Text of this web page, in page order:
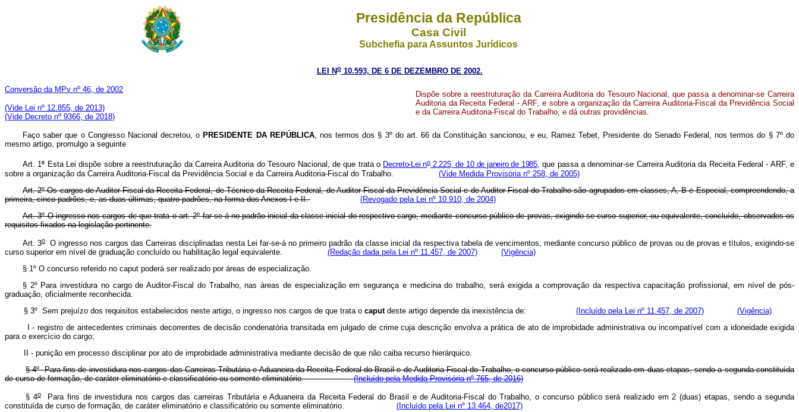
Presidência da República
Casa Civil
Subchefia para Assuntos Jurídicos
LEI No10.593, DE 6 DE DEZEMBRO DE 2002.
Conversão da MPv nº 46, de 2002
(Vide Lei nº 12.855, de 2013)
(Vide Decreto nº 9366, de 2018)
Dispõe sobre a reestruturação da Carreira Auditoria do Tesouro Nacional, que passa a denominar-se Carreira
Auditoria da Receita Federal - ARF, e sobre a organização da Carreira Auditoria-Fiscal da Previdência Social
e da Carreira Auditoria-Fiscal do Trabalho, e dá outras providências.
Faço saber que o Congresso Nacional decretou, o PRESIDENTE DA REPÚBLICA, nos termos dos § 3º do art. 66 da Constituição sancionou, e eu, Ramez Tebet, Presidente do Senado Federal, nos termos do § 7º do
mesmo artigo, promulgo a seguinte
Art. 1º Esta Lei dispõe sobre a reestruturação da Carreira Auditoria do Tesouro Nacional, de que trata o Decreto-Lei no2.225, de 10 de janeiro de 1985, que passa a denominar-se Carreira Auditoria da Receita Federal - ARF, e
sobre a organização da Carreira Auditoria-Fiscal da Previdência Social e da Carreira Auditoria-Fiscal do Trabalho. (Vide Medida Provisória nº 258, de 2005)
Art. 2º Os cargos de Auditor-Fiscal da Receita Federal, de Técnico da Receita Federal, de Auditor-Fiscal da Previdência Social e de Auditor-Fiscal do Trabalho são agrupados em classes, A, B e Especial, compreendendo, a
primeira, cinco padrões, e, as duas últimas, quatro padrões, na forma dos Anexos I e II.
(Revogado pela Lei nº 10.910, de 2004)
Art. 3º O ingresso nos cargos de que trata o art. 2º far-se-á no padrão inicial da classe inicial do respectivo cargo, mediante concurso público de provas, exigindo-se curso superior, ou equivalente, concluído, observados os
requisitos fixados na legislação pertinente.
Art. 3o O ingresso nos cargos das Carreiras disciplinadas nesta Lei far-se-á no primeiro padrão da classe inicial da respectiva tabela de vencimentos, mediante concurso público de provas ou de provas e títulos, exigindo-se
curso superior em nível de graduação concluído ou habilitação legal equivalente. (Redação dada pela Lei nº 11.457, de 2007)
(Vigência)
§ 1º O concurso referido no caput poderá ser realizado por áreas de especialização.
§ 2º Para investidura no cargo de Auditor-Fiscal do Trabalho, nas áreas de especialização em segurança e medicina do trabalho, será exigida a comprovação da respectiva capacitação profissional, em nível de pós-
graduação, oficialmente reconhecida.
§ 3º Sem prejuízo dos requisitos estabelecidos neste artigo, o ingresso nos cargos de que trata o caput deste artigo depende da inexistência de: (Incluído pela Lei nº 11.457, de 2007)
(Vigência)
- registro de antecedentes criminais decorrentes de decisão condenatória transitada em julgado de crime cuja descrição envolva a prática de ato de improbidade administrativa ou incompatível com a idoneidade exigida
para o exercício do cargo;
- punição em processo disciplinar por ato de improbidade administrativa mediante decisão de que não caiba recurso hierárquico.
§ 4ºPara fins de investidura nos cargos das Carreiras Tributária e Aduaneira da Receita Federal do Brasil e de Auditoria-Fiscal do Trabalho, o concurso público será realizado em duas etapas, sendo a segunda constituída
de curso de formação, de caráter eliminatório e classificatório ou somente eliminatório.(Incluído pela Medida Provisória nº 765, de 2016)
§ 4oPara fins de investidura nos cargos das carreiras Tributária e Aduaneira da Receita Federal do Brasil e de Auditoria-Fiscal do Trabalho, o concurso público será realizado em 2 (duas) etapas, sendo a segunda
constituída de curso de formação, de caráter eliminatório e classificatório ou somente eliminatório. (Incluído pela Lei nº 13.464, de2017)